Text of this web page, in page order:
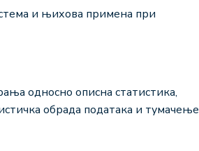
и њихова примена при
односно описна статистика,
обрада података и тумачење